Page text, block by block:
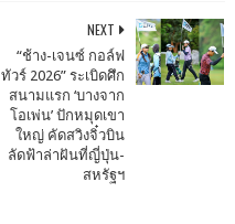
NEXT
“ช้าง-เจนซ์ กอล์ฟ
ทัวร์ 2026” ระเบิดศึก
สนามแรก ‘บางจาก
โอเพ่น’ ปักหมุดเขา
ใหญ่ คัดสวิงจิ๋วบิน
ลัดฟ้าล่าฝันที่ญี่ปุ่น-
สหรัฐฯ